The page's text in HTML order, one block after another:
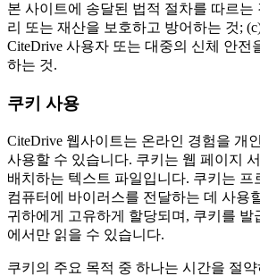
본 사이트에 송달된 법적 절차를 따르는
리 또는 재산을 보호하고 방어하는 것;
CiteDrive 사용자 또는 대중의 신체 안전
하는 것.
쿠키 사용
CiteDrive 웹사이트는 온라인 경험을 개
사용할 수 있습니다. 쿠키는 웹 페이지
배치하는 텍스트 파일입니다. 쿠키는 프
컴퓨터에 바이러스를 전달하는 데 사용
귀하에게 고유하게 할당되며, 쿠키를 발
에서만 읽을 수 있습니다.
쿠키의 주요 목적 중 하나는 시간을 절약